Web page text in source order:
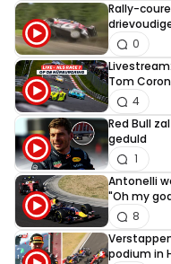
Rally-
0
Tom
4
Red Bull
geduld
1
Antonelli
"Oh my
8
podium in